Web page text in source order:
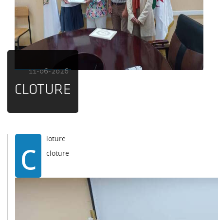
11-06-2026
CLOTURE
c
loture
cloture